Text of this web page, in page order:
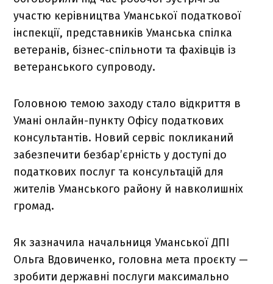
участю керівництва Уманської податкової
інспекції, представників Уманська спілка
ветеранів, бізнес-спільноти та фахівців із
ветеранського супроводу.
Головною темою заходу стало відкриття в
Умані онлайн-пункту Офісу податкових
консультантів. Новий сервіс покликаний
забезпечити безбар’єрність у доступі до
податкових послуг та консультацій для
жителів Уманського району й навколишніх
громад.
Як зазначила начальниця Уманської ДПІ
Ольга Вдовиченко, головна мета проєкту —
зробити державні послуги максимально